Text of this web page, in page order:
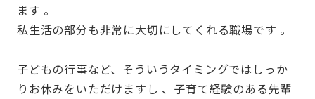
ます 。
私生活の部分も非常に大切にしてくれる職場です 。
子どもの行事など、そういうタイミングではしっか
りお休みをいただけますし 、子育て経験のある先輩